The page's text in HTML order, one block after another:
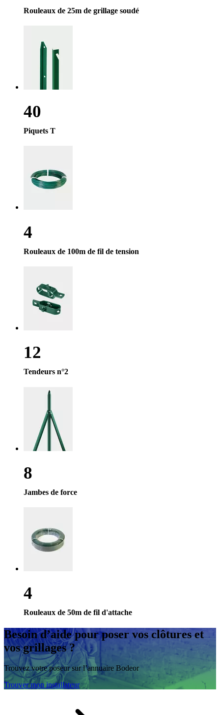
Rouleaux de 25m de grillage soudé
40
Piquets T
4
Rouleaux de 100m de fil de tension
12
Tendeurs n°2
8
Jambes de force
4
Rouleaux de 50m de fil d'attache
Besoin d’aidepour poser vos clôtures et
vos grillages ?
Trouvez votre poseur sur l’annuaire Bodeor
Trouver mon installateur